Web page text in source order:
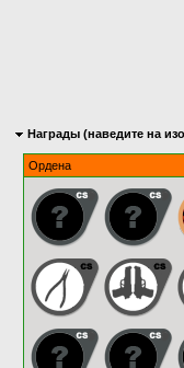
Награды (наведите на
Ордена